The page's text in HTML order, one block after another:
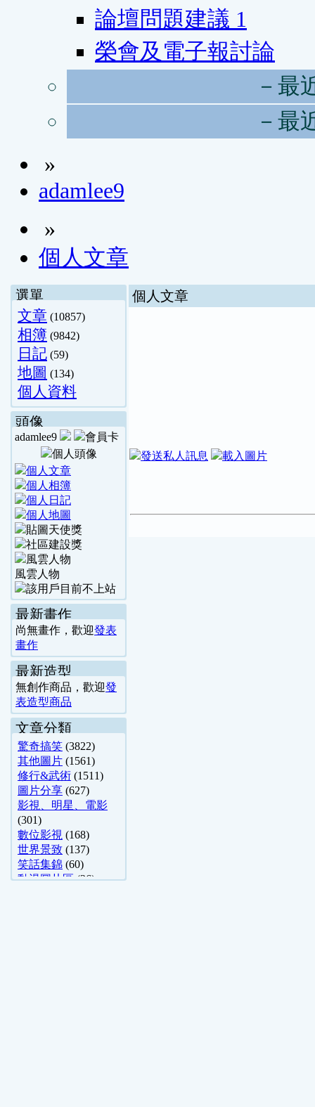
論壇問題建議 1
榮會及電子報討論
－最
－最
»
adamlee9
»
個人文章
選單
文章 (10857)
相簿 (9842)
日記 (59)
地圖 (134)
個人資料
頭像
adamlee9
風雲人物
最新畫作
尚無畫作，歡迎發表
畫作
最新造型
無創作商品，歡迎發
表造型商品
文章分類
驚奇搞笑 (3822)
其他圖片 (1561)
修行&武術 (1511)
圖片分享 (627)
影視、明星、電影
(301)
數位影視 (168)
世界景致 (137)
笑話集錦 (60)
動漫圖片區(26)
個人文章